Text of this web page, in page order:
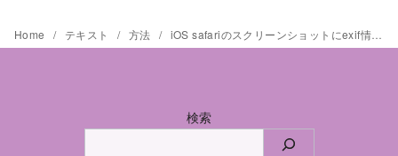
Home テキスト 方法 iOS safariのスクリーンショットにexif情報は格納されているのか
検索